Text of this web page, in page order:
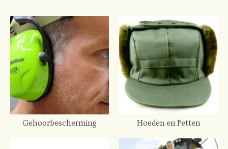
Gehoorbescherming Hoeden en Petten